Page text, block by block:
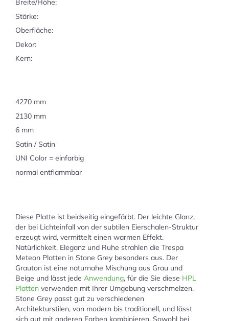
Breite/Höhe:
Stärke:
Oberfläche:
Dekor:
Kern:
4270 mm
2130 mm
6 mm
Satin / Satin
UNI Color = einfarbig
normal entflammbar
Diese Platte ist beidseitig eingefärbt. Der leichte Glanz,
der bei Lichteinfall von der subtilen Eierschalen-Struktur
erzeugt wird, vermittelt einen warmen Effekt.
Natürlichkeit, Eleganz und Ruhe strahlen die Trespa
Meteon Platten in Stone Grey besonders aus. Der
Grauton ist eine naturnahe Mischung aus Grau und
Beige und lässt jede Anwendung, für die Sie diese HPL
Platten verwenden mit Ihrer Umgebung verschmelzen.
Stone Grey passt gut zu verschiedenen
Architekturstilen, von modern bis traditionell, und lässt
sich gut mit anderen Farben kombinieren. Sowohl bei